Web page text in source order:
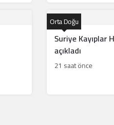
Suriye Kayıplar
açıkladı
Orta Doğu
21 saat önce